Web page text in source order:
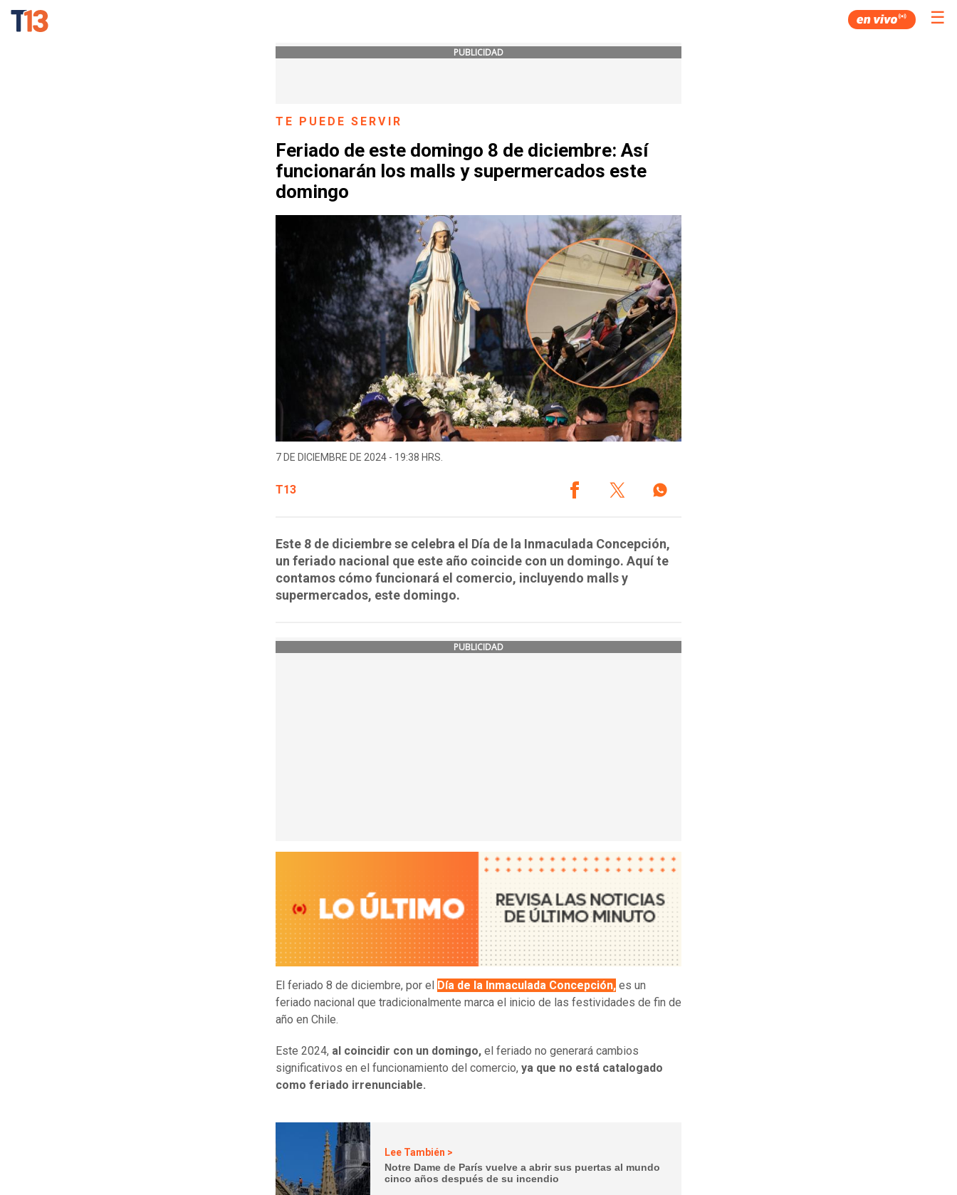
☰
PUBLICIDAD
TE PUEDE SERVIR
Feriado de este domingo 8 de diciembre: Así
funcionarán los malls y supermercados este
domingo
7 DE DICIEMBRE DE 2024 - 19:38 HRS.
T13
Este 8 de diciembre se celebra el Día de la Inmaculada Concepción,
un feriado nacional que este año coincide con un domingo. Aquí te
contamos cómo funcionará el comercio, incluyendo malls y
supermercados, este domingo.
PUBLICIDAD
El feriado 8 de diciembre, por el Día de la Inmaculada Concepción, es un
feriado nacional que tradicionalmente marca el inicio de las festividades de fin de
año en Chile.
Este 2024, al coincidir con un domingo, el feriado no generará cambios
significativos en el funcionamiento del comercio, ya que no está catalogado
como feriado irrenunciable.
Lee También >
Notre Dame de París vuelve a abrir sus puertas al mundo
cinco años después de su incendio